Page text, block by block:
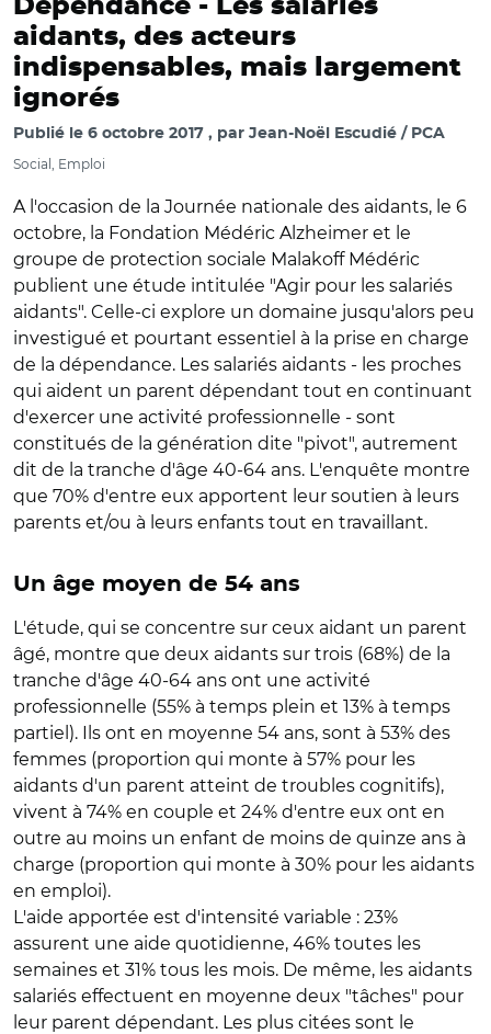
Dépendance - Les salariés
aidants, des acteurs
indispensables, mais largement
ignorés
Publié le 6 octobre 2017 par Jean-Noël Escudié / PCA
Social, Emploi
A l'occasion de la Journée nationale des aidants, le 6
octobre, la Fondation Médéric Alzheimer et le
groupe de protection sociale Malakoff Médéric
publient une étude intitulée "Agir pour les salariés
aidants". Celle-ci explore un domaine jusqu'alors peu
investigué et pourtant essentiel à la prise en charge
de la dépendance. Les salariés aidants - les proches
qui aident un parent dépendant tout en continuant
d'exercer une activité professionnelle - sont
constitués de la génération dite "pivot", autrement
dit de la tranche d'âge 40-64 ans. L'enquête montre
que 70% d'entre eux apportent leur soutien à leurs
parents et/ou à leurs enfants tout en travaillant.
Un âge moyen de 54 ans
L'étude, qui se concentre sur ceux aidant un parent
âgé, montre que deux aidants sur trois (68%) de la
tranche d'âge 40-64 ans ont une activité
professionnelle (55% à temps plein et 13% à temps
partiel). Ils ont en moyenne 54 ans, sont à 53% des
femmes (proportion qui monte à 57% pour les
aidants d'un parent atteint de troubles cognitifs),
vivent à 74% en couple et 24% d'entre eux ont en
outre au moins un enfant de moins de quinze ans à
charge (proportion qui monte à 30% pour les aidants
en emploi).
L'aide apportée est d'intensité variable : 23%
assurent une aide quotidienne, 46% toutes les
semaines et 31% tous les mois. De même, les aidants
salariés effectuent en moyenne deux "tâches" pour
leur parent dépendant. Les plus citées sont le